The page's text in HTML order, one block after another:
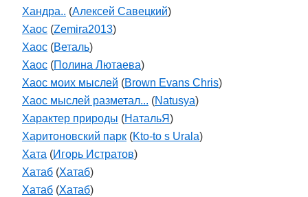
Хандра.. (Алексей Савецкий)
Хаос (Zemira2013)
Хаос (Веталь)
Хаос (Полина Лютаева)
Хаос моих мыслей (Brown Evans Chris)
Хаос мыслей разметал... (Natusya)
Характер природы (НатальЯ)
Харитоновский парк (Kto-to s Urala)
Хата (Игорь Истратов)
Хатаб (Хатаб)
Хатаб (Хатаб)